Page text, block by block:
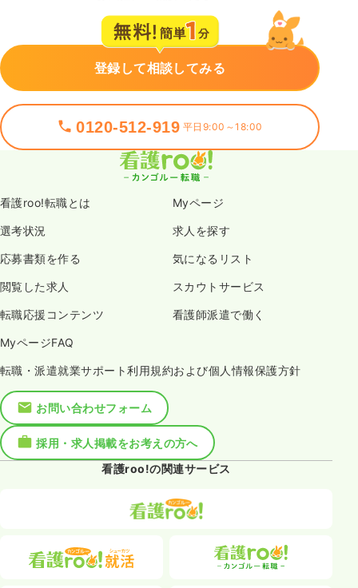
登録して相談してみる
0120-512-919 平日9:00～18:00
看護roo!転職とは Myページ
選考状況 求人を探す
応募書類を作る 気になるリスト
閲覧した求人 スカウトサービス
転職応援コンテンツ 看護師派遣で働く
MyページFAQ
転職・派遣就業サポート利用規約および個人情報保護方針
お問い合わせフォーム
採用・求人掲載をお考えの方へ
看護roo!の関連サービス